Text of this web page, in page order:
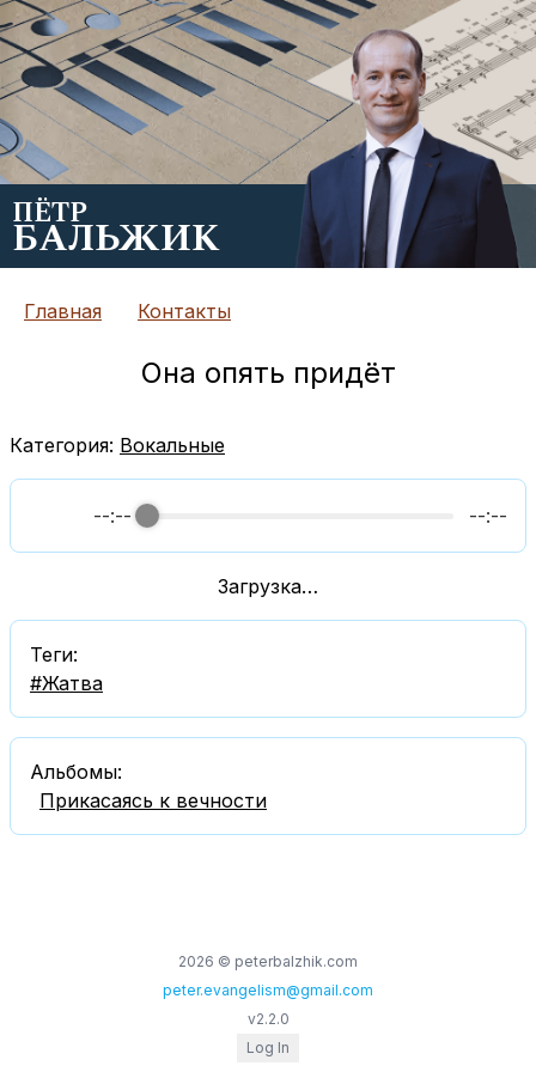
ПЁТР
БАЛЬЖИК
Главная Контакты
Она опять придёт
Категория: Вокальные
--:-- --:--
Загрузка…
Теги:
#Жатвa
Альбомы:
Прикасаясь к вечности
2026 © peterbalzhik.com
peter.evangelism@gmail.com
v2.2.0
Log In